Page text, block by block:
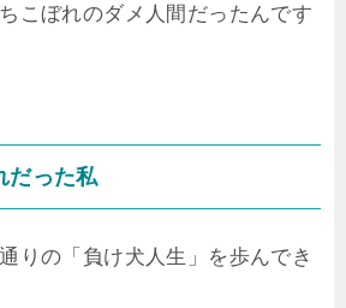
こぼれのダメ人間だったんです
だった私
りの「負け犬人生」を歩んでき